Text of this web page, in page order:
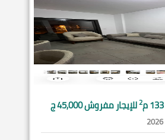
2للإيجار مفروش 45,000 ج